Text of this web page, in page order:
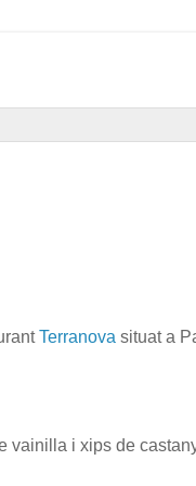
Terranova situat a
vainilla i xips de